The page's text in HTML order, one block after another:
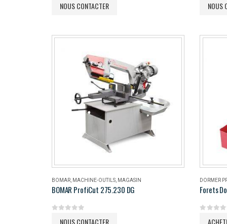
NOUS CONTACTER NOUS
BOMAR, MACHINE-OUTILS, MAGASIN
BOMAR ProfiCut 275.230 DG
DORMER
Forets